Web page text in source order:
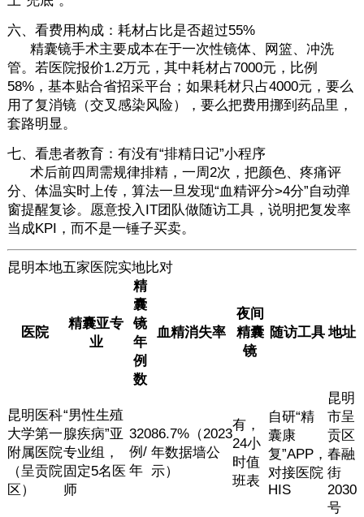
六、看费用构成：耗材占比是否超过55%
精囊镜手术主要成本在于一次性镜体、网篮、冲洗
管。若医院报价1.2万元，其中耗材占7000元，比例
58%，基本贴合省招采平台；如果耗材只占4000元，要么
用了复消镜（交叉感染风险），要么把费用挪到药品里，
套路明显。
七、看患者教育：有没有“排精日记”小程序
术后前四周需规律排精，一周2次，把颜色、疼痛评
分、体温实时上传，算法一旦发现“血精评分>4分”自动弹
窗提醒复诊。愿意投入IT团队做随访工具，说明把复发率
当成KPI，而不是一锤子买卖。
昆明本地五家医院实地比对
医院
精囊亚专
业
精
囊
镜
年
例
数
血精消失率
夜间
精囊
镜
随访工具 地址
昆明医科
大学第一
附属医院
（呈贡院
区）
“男性生殖
腺疾病”亚
专业组，
固定5名医
师
320
例/
年
86.7%（2023
年数据墙公
示）
有，
24小
时值
班表
自研“精
囊康
复”APP，
对接医院
HIS
昆明
市呈
贡区
春融
街
2030
号